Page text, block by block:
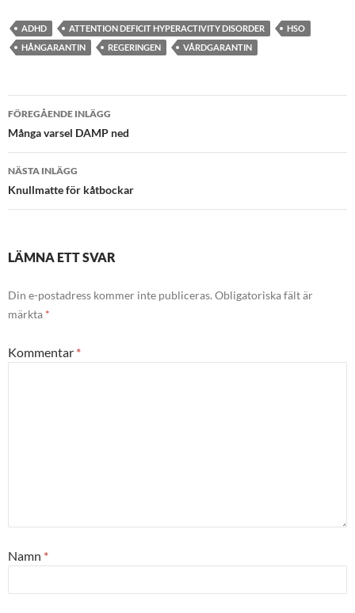
ADHD ATTENTION DEFICIT HYPERACTIVITY DISORDER
HSO
HÅNGARANTIN
REGERINGEN VÅRDGARANTIN
Inläggsnavigering
FÖREGÅENDE INLÄGG
Många varsel DAMP ned
NÄSTA INLÄGG
Knullmatte för kåtbockar
LÄMNA ETT SVAR
Din e-postadress kommer inte publiceras. Obligatoriska fält är
märkta *
Kommentar *
Namn *